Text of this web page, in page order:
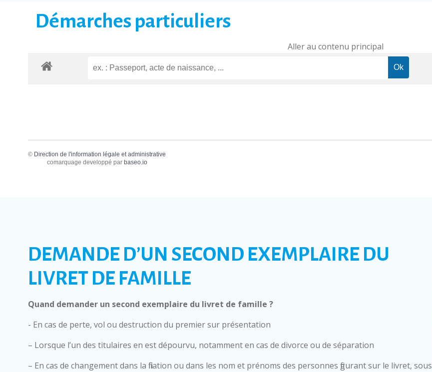
Démarches particuliers
Aller au contenu principal
© Direction de l'information légale et administrative
comarquage developpé par baseo.io
DEMANDE D’UN SECOND EXEMPLAIRE DU
LIVRET DE FAMILLE
Quand demander un second exemplaire du livret de famille ?
- En cas de perte, vol ou destruction du premier sur présentation
– Lorsque l’un des titulaires en est dépourvu, notamment en cas de divorce ou de séparation
– En cas de changement dans la filiation ou dans les nom et prénoms des personnes figurant sur le livret, sous